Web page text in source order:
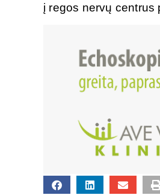
į regos nervų centrus